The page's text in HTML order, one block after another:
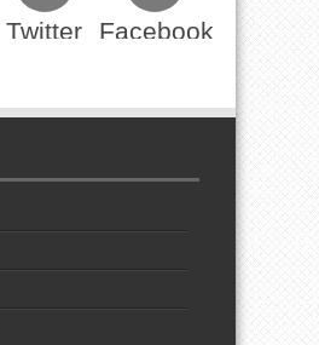
Twitter Facebook